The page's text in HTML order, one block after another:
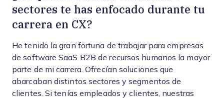
sectores te has enfocado durante tu
carrera en CX?
He tenido la gran fortuna de trabajar para empresas
de software SaaS B2B de recursos humanos la mayor
parte de mi carrera. Ofrecían soluciones que
abarcaban distintos sectores y segmentos de
clientes. Si tenías empleados y clientes, nuestras